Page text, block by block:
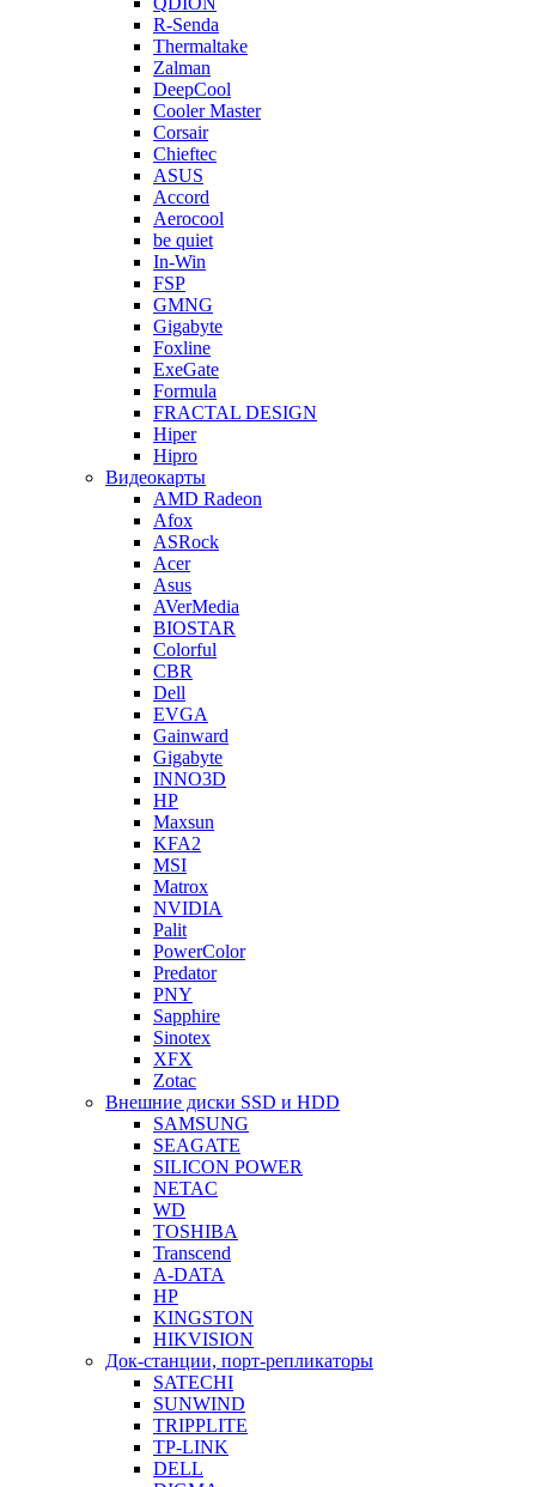
R-Senda
Thermaltake
Zalman
DeepCool
Cooler Master
Corsair
Chieftec
ASUS
Accord
Aerocool
be quiet
In-Win
FSP
GMNG
Gigabyte
Foxline
ExeGate
Formula
FRACTAL DESIGN
Hiper
Hipro
Видеокарты
AMD Radeon
Afox
ASRock
Acer
Asus
AVerMedia
BIOSTAR
Colorful
CBR
Dell
EVGA
Gainward
Gigabyte
INNO3D
HP
Maxsun
KFA2
MSI
Matrox
NVIDIA
Palit
PowerColor
Predator
PNY
Sapphire
Sinotex
XFX
Zotac
Внешние диски SSD и HDD
SAMSUNG
SEAGATE
SILICON POWER
NETAC
WD
TOSHIBA
Transcend
A-DATA
HP
KINGSTON
HIKVISION
Док-станции, порт-репликаторы
SATECHI
SUNWIND
TRIPPLITE
TP-LINK
DELL